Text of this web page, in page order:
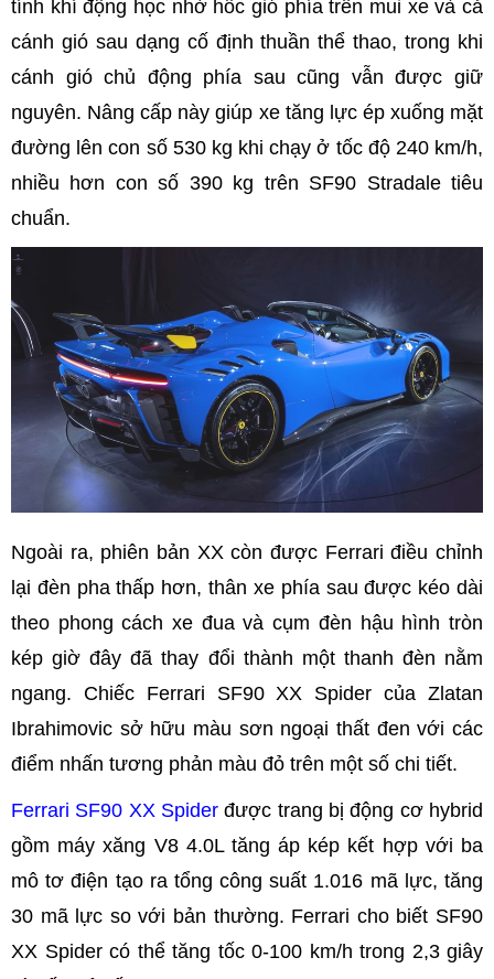
tính khí động học nhờ hốc gió phía trên mui xe và cả
cánh gió sau dạng cố định thuần thể thao, trong khi
cánh gió chủ động phía sau cũng vẫn được giữ
nguyên. Nâng cấp này giúp xe tăng lực ép xuống mặt
đường lên con số 530 kg khi chạy ở tốc độ 240 km/h,
nhiều hơn con số 390 kg trên SF90 Stradale tiêu
chuẩn.
Ngoài ra, phiên bản XX còn được Ferrari điều chỉnh
lại đèn pha thấp hơn, thân xe phía sau được kéo dài
theo phong cách xe đua và cụm đèn hậu hình tròn
kép giờ đây đã thay đổi thành một thanh đèn nằm
ngang. Chiếc Ferrari SF90 XX Spider của Zlatan
Ibrahimovic sở hữu màu sơn ngoại thất đen với các
điểm nhấn tương phản màu đỏ trên một số chi tiết.
Ferrari SF90 XX Spider được trang bị động cơ hybrid
gồm máy xăng V8 4.0L tăng áp kép kết hợp với ba
mô tơ điện tạo ra tổng công suất 1.016 mã lực, tăng
30 mã lực so với bản thường. Ferrari cho biết SF90
XX Spider có thể tăng tốc 0-100 km/h trong 2,3 giây